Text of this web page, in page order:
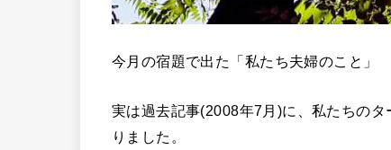
今月の宿題で出た「私たち夫婦のこと」
実は過去記事(2008年7月)に、私たちの
りました。